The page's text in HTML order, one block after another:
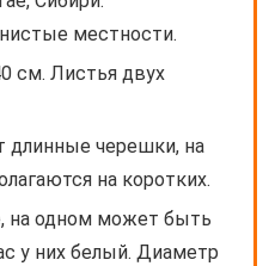
местности.
см. Листья двух
черешки, на
на коротких.
на одном может быть
у них белый. Диаметр